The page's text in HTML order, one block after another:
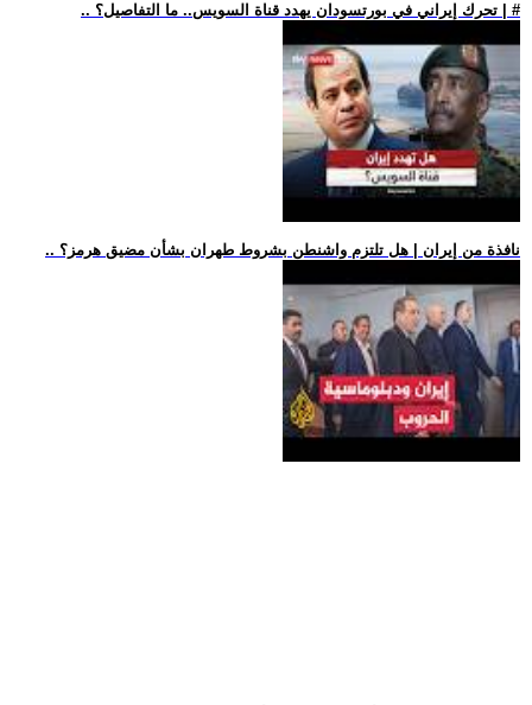
.. تحرك إيراني في بورتسودان يهدد قناة السويس.. ما التفاصيل؟ | #
.. نافذة من إيران | هل تلتزم واشنطن بشروط طهران بشأن مضيق هرمز؟